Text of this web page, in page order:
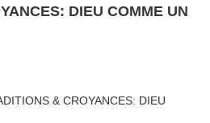
DIEU COMME UN